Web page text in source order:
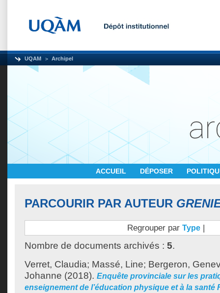
UQAM Archipel
ACCUEIL DÉPOSER
PARCOURIR PAR AUTEUR
Regrouper par Type |
Nombre de documents archivés : 5.
Verret, Claudia; Massé, Line; Bergeron,
Johanne (2018). Enquête provinciale sur les
enseignement de l’éducation physique et à la santé